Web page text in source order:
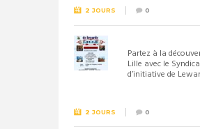
2 JOURS 0
Partez à la
Lille avec le
d’initiative de
2 JOURS 0